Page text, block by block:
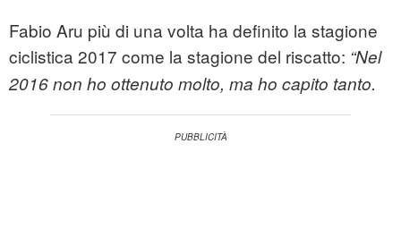
Fabio Aru più di una volta ha definito la stagione
ciclistica 2017 come la stagione del riscatto: “Nel
2016 non ho ottenuto molto, ma ho capito tanto.